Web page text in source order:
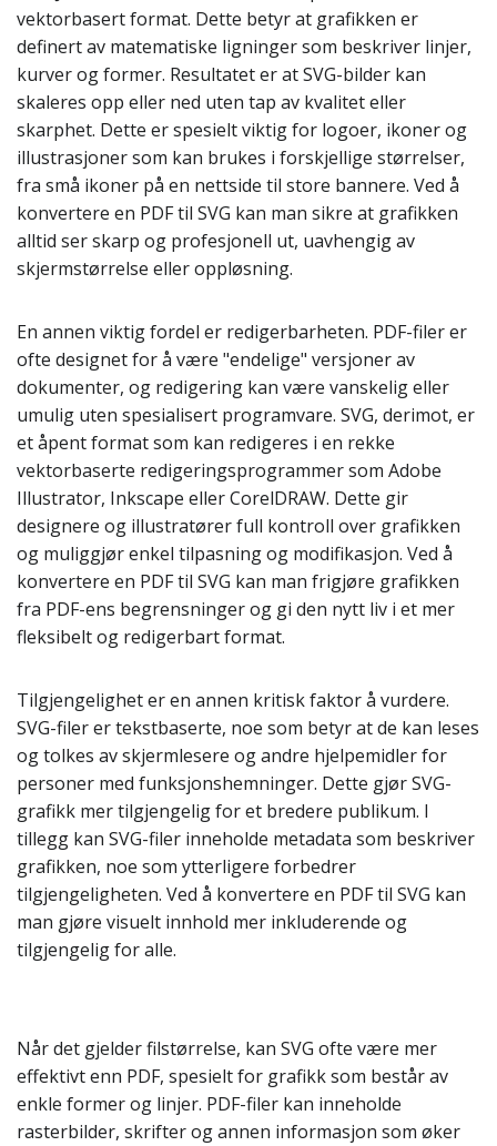
vektorbasert format. Dette betyr at grafikken er
definert av matematiske ligninger som beskriver linjer,
kurver og former. Resultatet er at SVG-bilder kan
skaleres opp eller ned uten tap av kvalitet eller
skarphet. Dette er spesielt viktig for logoer, ikoner og
illustrasjoner som kan brukes i forskjellige størrelser,
fra små ikoner på en nettside til store bannere. Ved å
konvertere en PDF til SVG kan man sikre at grafikken
alltid ser skarp og profesjonell ut, uavhengig av
skjermstørrelse eller oppløsning.
En annen viktig fordel er redigerbarheten. PDF-filer er
ofte designet for å være "endelige" versjoner av
dokumenter, og redigering kan være vanskelig eller
umulig uten spesialisert programvare. SVG, derimot, er
et åpent format som kan redigeres i en rekke
vektorbaserte redigeringsprogrammer som Adobe
Illustrator, Inkscape eller CorelDRAW. Dette gir
designere og illustratører full kontroll over grafikken
og muliggjør enkel tilpasning og modifikasjon. Ved å
konvertere en PDF til SVG kan man frigjøre grafikken
fra PDF-ens begrensninger og gi den nytt liv i et mer
fleksibelt og redigerbart format.
Tilgjengelighet er en annen kritisk faktor å vurdere.
SVG-filer er tekstbaserte, noe som betyr at de kan leses
og tolkes av skjermlesere og andre hjelpemidler for
personer med funksjonshemninger. Dette gjør SVG-
grafikk mer tilgjengelig for et bredere publikum. I
tillegg kan SVG-filer inneholde metadata som beskriver
grafikken, noe som ytterligere forbedrer
tilgjengeligheten. Ved å konvertere en PDF til SVG kan
man gjøre visuelt innhold mer inkluderende og
tilgjengelig for alle.
Når det gjelder filstørrelse, kan SVG ofte være mer
effektivt enn PDF, spesielt for grafikk som består av
enkle former og linjer. PDF-filer kan inneholde
rasterbilder, skrifter og annen informasjon som øker